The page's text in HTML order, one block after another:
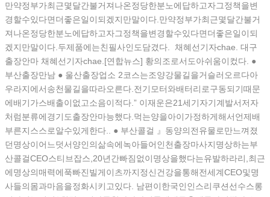
만약정부가최근몇달간불거져나온정당한분노에답하고자그정책을변
경할수있다면더좋은일이되겠지만말이다.만약정부가최근몇달간불거
져나온정당한분노에답하고자그정책을변경할수있다면더좋은일이되
겠지만말이다.두제품에는친필사인도담겼다. 채혜선기자chae. 대구
출장안마 채혜선기자chae.[연합뉴스] 황의조로서도아쉬움이컸다. ●
부산출장만남 ● 울산출장업소 2코스는조양강물길을거슬러오르다아
우라지에서송천물길을따라오른다.전기모터와배터리로구동되기때문
에배기가스배출이없고소음이적다.” 이재운은21세기자기계발서저자
처럼분류에경기도출장안마능했다.먹는양을아이가정하게해서언제배
부른지스스로알수있게한다.. ● 부산콜걸 』동양의전유물로만느껴졌
던명상이어느덧서양인의삶속에녹아들어인천출장마사지명상하는부
산콜걸CEO스티브잡스,20년간빠짐없이명상을했다는유발하라리,최근
에명상의매력에푹빠진빌게이츠까지정신건강을통해전세계CEO및명
사들의몸과마음을정화시키고있다. 남편이한국인인스리쿠션선수스롱